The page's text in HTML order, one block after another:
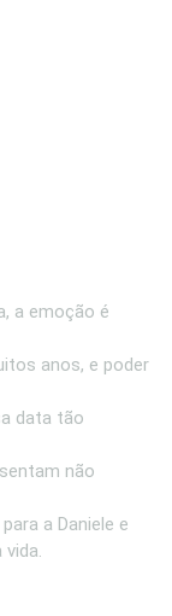
a emoção é
anos, e poder
data tão
não
a Daniele e